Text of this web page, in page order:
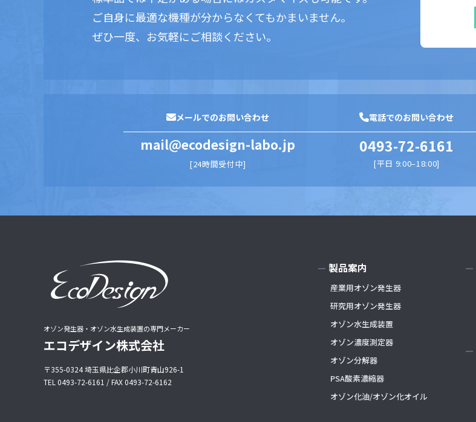
ご自身に最適な機種が分からなくてもかまいません。
ぜひ一度、お気軽にご相談ください。
メールでのお問い合わせ
mail@ecodesign-labo.jp
[24時間受付中]
電話でのお問い合わせ
0493-72-6161
[平日 9:00–18:00]
オゾン発生器・オゾン水生成装置の専門メーカー
エコデザイン株式会社
〒355-0324 埼玉県比企郡小川町青山926-1
TEL 0493-72-6161 / FAX 0493-72-6162
製品案内
産業用オゾン発生器
研究用オゾン発生器
オゾン水生成装置
オゾン濃度測定器
オゾン分解器
PSA酸素濃縮器
オゾン化油/オゾン化オイル